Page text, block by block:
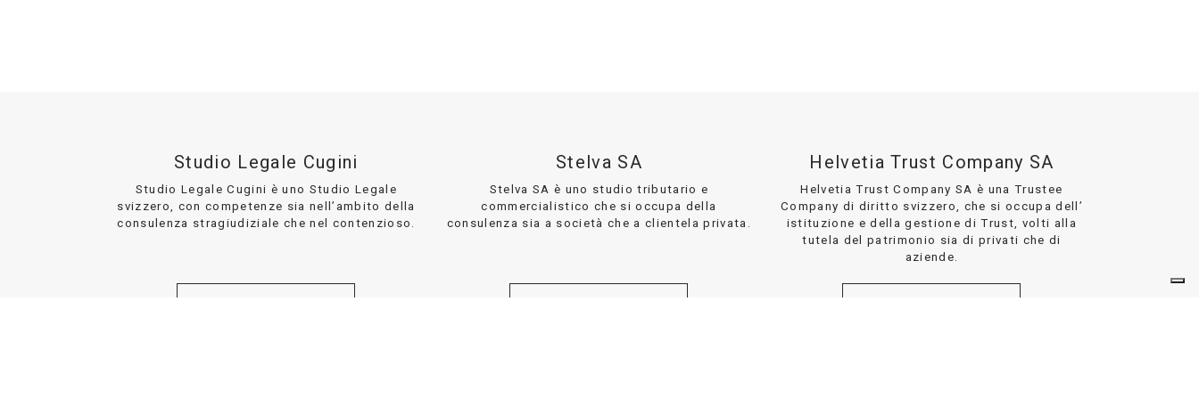
Studio Legale Cugini
Studio Legale Cugini è uno Studio Legale
svizzero, con competenze sia nell’ambito della
consulenza stragiudiziale che nel contenzioso.
Stelva SA
Stelva SA è uno studio tributario e
commercialistico che si occupa della
consulenza sia a società che a clientela privata.
Helvetia Trust Company SA
Helvetia Trust Company SA è una Trustee
Company di diritto svizzero, che si occupa dell’
istituzione e della gestione di Trust, volti alla
tutela del patrimonio sia di privati che di
aziende.